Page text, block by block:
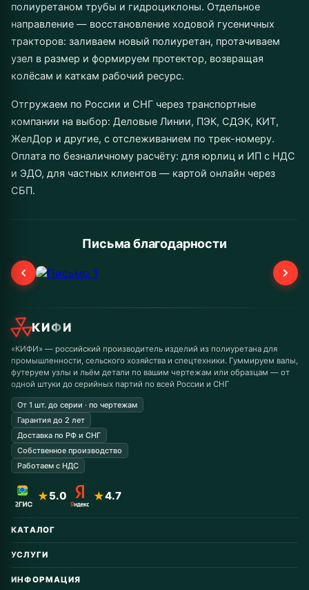
полиуретаном трубы и гидроциклоны. Отдельное
направление — восстановление ходовой гусеничных
тракторов: заливаем новый полиуретан, протачиваем
узел в размер и формируем протектор, возвращая
колёсам и каткам рабочий ресурс.
Отгружаем по России и СНГ через транспортные
компании на выбор: Деловые Линии, ПЭК, СДЭК, КИТ,
ЖелДор и другие, с отслеживанием по трек-номеру.
Оплата по безналичному расчёту: для юрлиц и ИП с НДС
и ЭДО, для частных клиентов — картой онлайн через
СБП.
Письма благодарности
КИФИ
«КИФИ» — российский производитель изделий из полиуретана для
промышленности, сельского хозяйства и спецтехники. Гуммируем валы,
футеруем узлы и льём детали по вашим чертежам или образцам — от
одной штуки до серийных партий по всей России и СНГ
От 1 шт. до серии · по чертежам
Гарантия до 2 лет
Доставка по РФ и СНГ
Собственное производство
Работаем с НДС
★5.0 ★4.7
КАТАЛОГ
Автомобильные запчасти
Дорожная техника
УСЛУГИ
Восстановление колёс
ИНФОРМАЦИЯ